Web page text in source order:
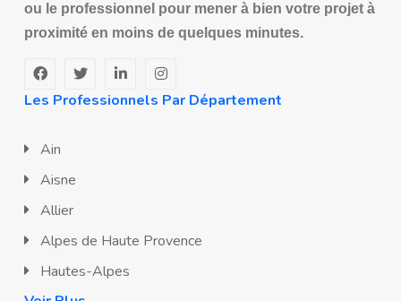
ou le professionnel pour mener à bien votre projet à
proximité en moins de quelques minutes.
Les Professionnels Par Département
Ain
Aisne
Allier
Alpes de Haute Provence
Hautes-Alpes